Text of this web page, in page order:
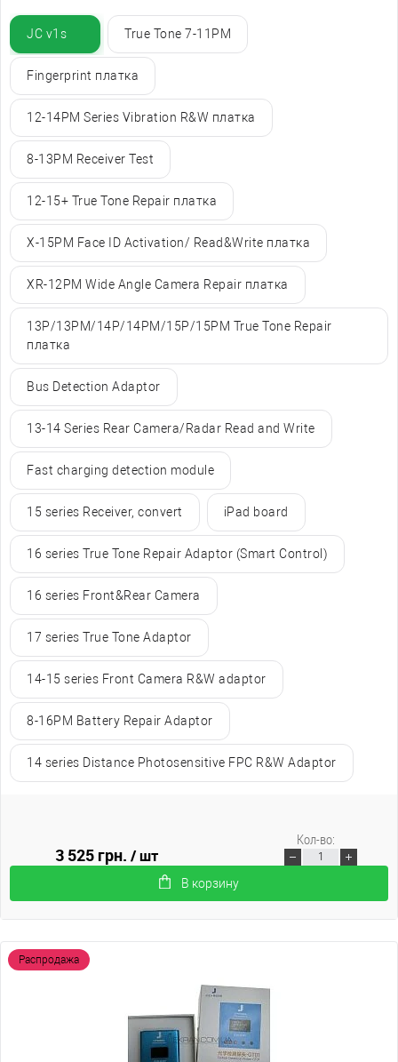
JC v1s True Tone 7-11PM
Fingerprint платка
12-14PM Series Vibration R&W платка
8-13PM Receiver Test
12-15+ True Tone Repair платка
X-15PM Face ID Activation/ Read&Write платка
XR-12PM Wide Angle Camera Repair платка
13P/13PM/14P/14PM/15P/15PM True Tone Repair
платка
Bus Detection Adaptor
13-14 Series Rear Camera/Radar Read and Write
Fast charging detection module
15 series Receiver, convert iPad board
16 series True Tone Repair Adaptor (Smart Control)
16 series Front&Rear Camera
17 series True Tone Adaptor
14-15 series Front Camera R&W adaptor
8-16PM Battery Repair Adaptor
14 series Distance Photosensitive FPC R&W Adaptor
3 525 грн./ шт
В корзину
Кол-во:
Распродажа